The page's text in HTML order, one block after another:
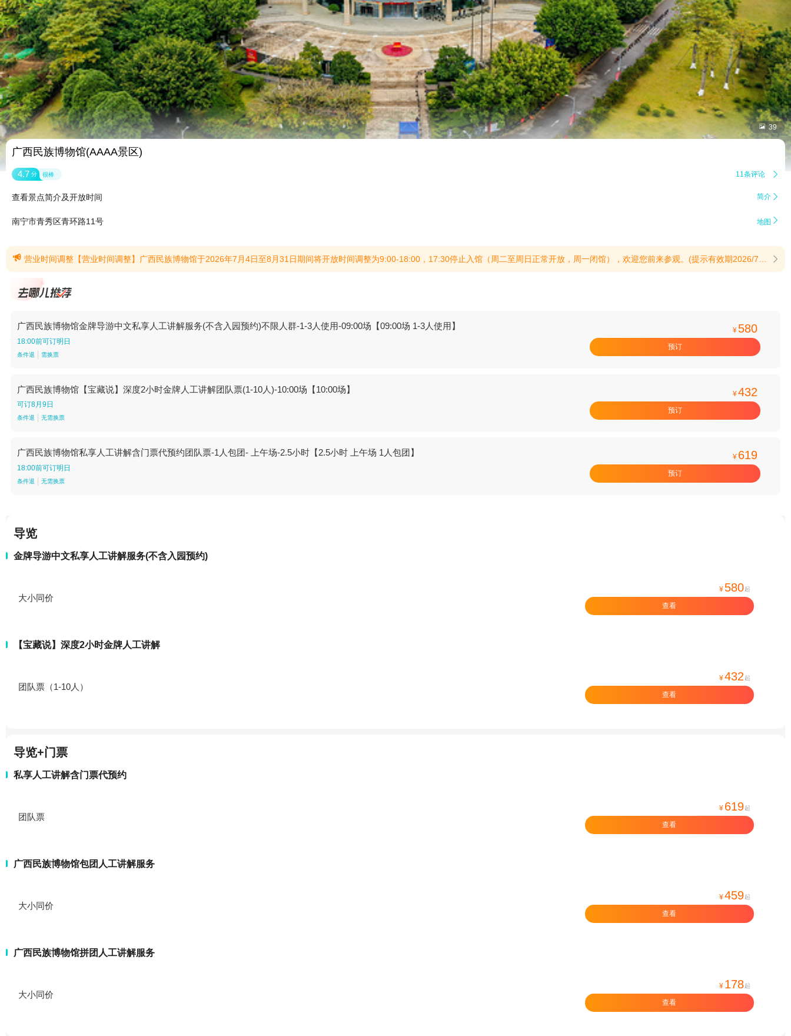
 39
广西民族博物馆(AAAA景区)
4.7 分 很棒 11条评论 
查看景点简介及开放时间 简介 
南宁市青秀区青环路11号 地图 
 营业时间调整【营业时间调整】广西民族博物馆于2026年7月4日至8月31日期间将开放时间调整为9:00-18:00，17:30停止入馆（周二至周日正常开放，周一闭馆），欢迎您前来参观。(提示有效期2026/7/4至2026/8/31) 
广西民族博物馆金牌导游中文私享人工讲解服务(不含入园预约)不限人群-1-3人使用-09:00场【09:00场 1-3人使用】
18:00前可订明日
条件退 需换票
¥ 580
预订
广西民族博物馆【宝藏说】深度2小时金牌人工讲解团队票(1-10人)-10:00场【10:00场】
可订8月9日
条件退 无需换票
¥432
预订
广西民族博物馆私享人工讲解含门票代预约团队票-1人包团- 上午场-2.5小时【2.5小时 上午场 1人包团】
18:00前可订明日
条件退 无需换票
¥ 619
预订
导览
金牌导游中文私享人工讲解服务(不含入园预约)
大小同价
¥ 580 起
查看
【宝藏说】深度2小时金牌人工讲解
团队票（1-10人）
¥432 起
查看
导览+门票
私享人工讲解含门票代预约
团队票
¥ 619 起
查看
广西民族博物馆包团人工讲解服务
大小同价
¥459 起
查看
广西民族博物馆拼团人工讲解服务
大小同价
¥ 178 起
查看